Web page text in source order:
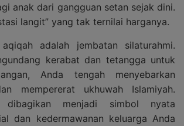
anak dari gangguan setan sejak dini.
langit” yang tak ternilai harganya.
adalah jembatan silaturahmi.
kerabat dan tetangga untuk
Anda tengah menyebarkan
mempererat ukhuwah Islamiyah.
menjadi simbol nyata
dan kedermawanan keluarga Anda